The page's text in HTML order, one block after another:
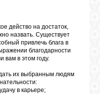
действо на достаток,
назвать. Существует
привлечь блага в
благодарности
вам в этом году.
их выбранным людям
в карьере;